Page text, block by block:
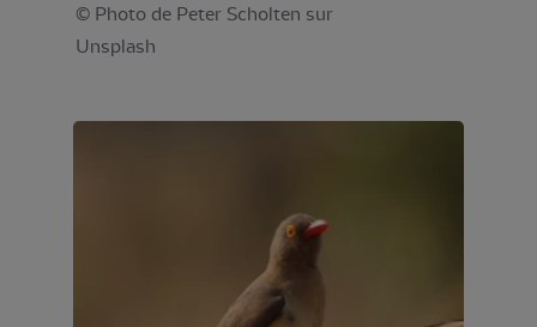
© Photo de Peter Scholten sur
Unsplash